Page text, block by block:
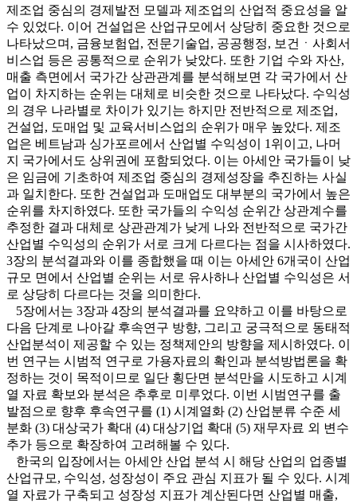
제조업 중심의 경제발전 모델과 제조업의 산업적 중요성을 알
수 있었다. 이어 건설업은 산업규모에서 상당히 중요한 것으로
나타났으며, 금융보험업, 전문기술업, 공공행정, 보건ㆍ사회서
비스업 등은 공통적으로 순위가 낮았다. 또한 기업 수와 자산,
매출 측면에서 국가간 상관관계를 분석해보면 각 국가에서 산
업이 차지하는 순위는 대체로 비슷한 것으로 나타났다. 수익성
의 경우 나라별로 차이가 있기는 하지만 전반적으로 제조업,
건설업, 도매업 및 교육서비스업의 순위가 매우 높았다. 제조
업은 베트남과 싱가포르에서 산업별 수익성이 1위이고, 나머
지 국가에서도 상위권에 포함되었다. 이는 아세안 국가들이 낮
은 임금에 기초하여 제조업 중심의 경제성장을 추진하는 사실
과 일치한다. 또한 건설업과 도매업도 대부분의 국가에서 높은
순위를 차지하였다. 또한 국가들의 수익성 순위간 상관계수를
추정한 결과 대체로 상관관계가 낮게 나와 전반적으로 국가간
산업별 수익성의 순위가 서로 크게 다르다는 점을 시사하였다.
3장의 분석결과와 이를 종합했을 때 이는 아세안 6개국이 산업
규모 면에서 산업별 순위는 서로 유사하나 산업별 수익성은 서
로 상당히 다르다는 것을 의미한다.
5장에서는 3장과 4장의 분석결과를 요약하고 이를 바탕으로
다음 단계로 나아갈 후속연구 방향, 그리고 궁극적으로 동태적
산업분석이 제공할 수 있는 정책제안의 방향을 제시하였다. 이
번 연구는 시범적 연구로 가용자료의 확인과 분석방법론을 확
정하는 것이 목적이므로 일단 횡단면 분석만을 시도하고 시계
열 자료 확보와 분석은 추후로 미루었다. 이번 시범연구를 출
발점으로 향후 후속연구를 (1) 시계열화 (2) 산업분류 수준 세
분화 (3) 대상국가 확대 (4) 대상기업 확대 (5) 재무자료 외 변수
추가 등으로 확장하여 고려해볼 수 있다.
한국의 입장에서는 아세안 산업 분석 시 해당 산업의 업종별
산업규모, 수익성, 성장성이 주요 관심 지표가 될 수 있다. 시계
열 자료가 구축되고 성장성 지표가 계산된다면 산업별 매출,